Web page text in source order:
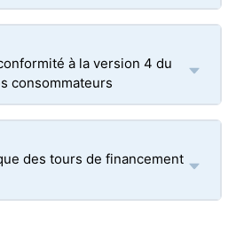
à la version 4 du
consommateurs
des tours de financement